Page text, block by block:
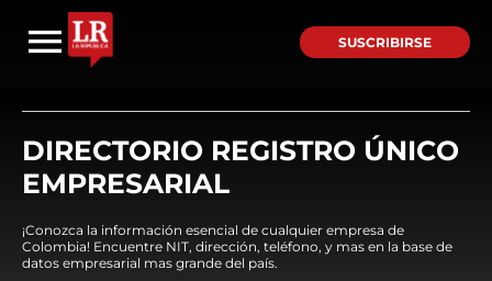
SUSCRIBIRSE
DIRECTORIO REGISTRO ÚNICO
EMPRESARIAL
¡Conozca la información esencial de cualquier empresa de
Colombia! Encuentre NIT, dirección, teléfono, y mas en la base de
datos empresarial mas grande del país.